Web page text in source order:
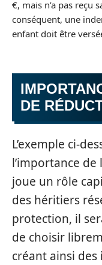
€, mais n’a pas reçu
conséquent, une
enfant doit être
DE
L’exemple ci-
l’importance
joue un rôle
des héritiers
protection, il
de choisir
créant ainsi des